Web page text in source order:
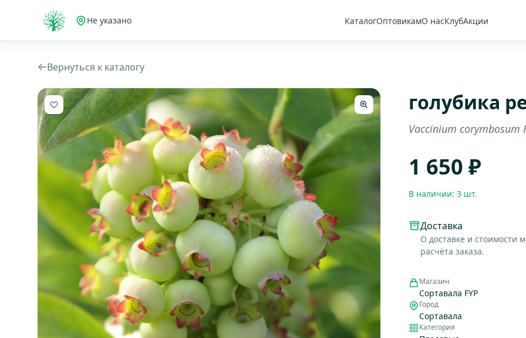
Не указано КаталогОптовикамО насКлубАкции
Вернуться к каталогу
голубика
Vaccinium corymbosum
1 650 ₽
В наличии: 3 шт.
Доставка
О доставке и стоимости
расчёта заказа.
Магазин
Сортавала FYP
Город
Сортавала
Категория